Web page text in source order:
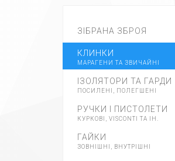
ЗІБРАНА ЗБРОЯ
КЛИНКИ
МАРАГЕНИ ТА ЗВИЧАЙНІ
ІЗОЛЯТОРИ ТА ГАРДИ
ПОСИЛЕНІ, ПОЛЕГШЕНІ
РУЧКИ І ПИСТОЛЕТИ
КУРКОВІ, VISCONTI ТА ІН.
ГАЙКИ
ЗОВНІШНІ, ВНУТРІШНІ